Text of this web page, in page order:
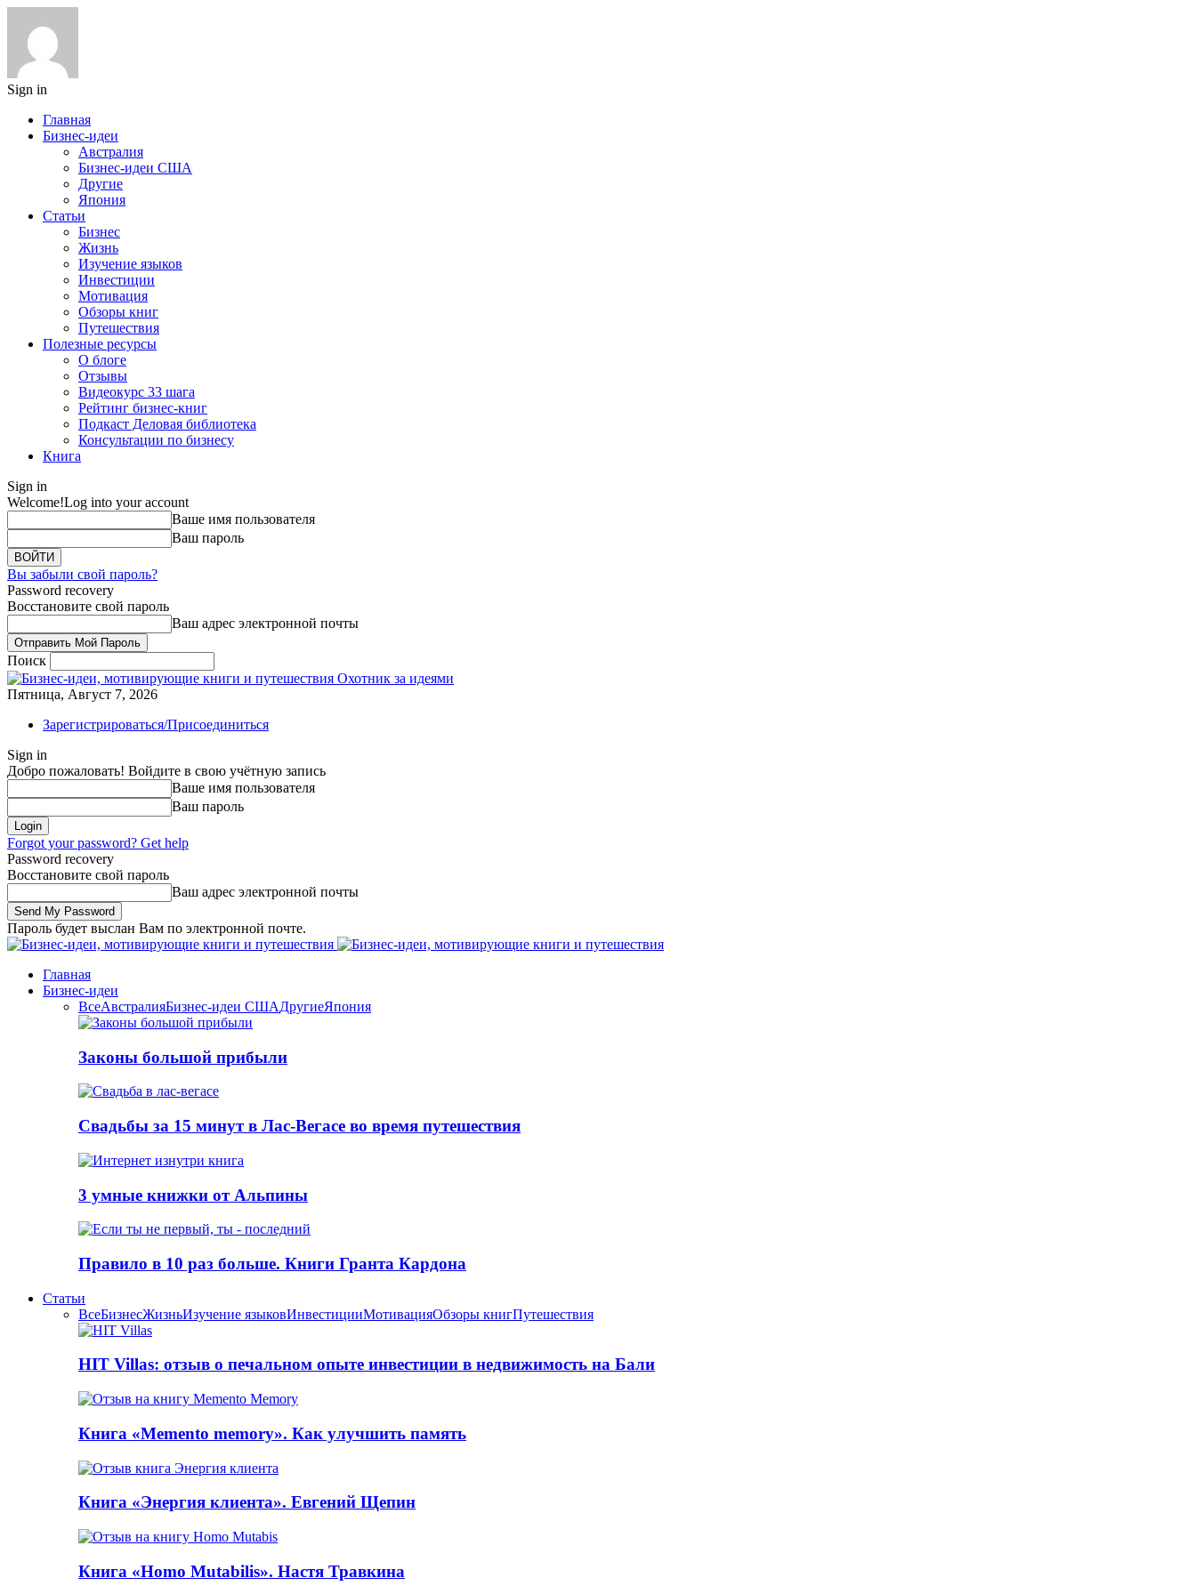
Sign in
Главная
Бизнес-идеи
Австралия
Бизнес-идеи США
Другие
Япония
Статьи
Бизнес
Жизнь
Изучение языков
Инвестиции
Мотивация
Обзоры книг
Путешествия
Полезные ресурсы
О блоге
Отзывы
Видеокурс 33 шага
Рейтинг бизнес-книг
Подкаст Деловая библиотека
Консультации по бизнесу
Книга
Sign in
Welcome!Log into your account
Ваше имя пользователя
Ваш пароль
Вы забыли свой пароль?
Password recovery
Восстановите свой пароль
Ваш адрес электронной почты
Поиск
Охотник за идеями
Пятница, Август 7, 2026
Зарегистрироваться/Присоединиться
Sign in
Добро пожаловать! Войдите в свою учётную запись
Ваше имя пользователя
Ваш пароль
Forgot your password? Get help
Password recovery
Восстановите свой пароль
Ваш адрес электронной почты
Пароль будет выслан Вам по электронной почте.
Главная
Бизнес-идеи
ВсеАвстралияБизнес-идеи СШАДругиеЯпония
Законы большой прибыли
Свадьбы за 15 минут в Лас-Вегасе во время путешествия
3 умные книжки от Альпины
Правило в 10 раз больше. Книги Грантa Кардона
Статьи
ВсеБизнесЖизньИзучение языковИнвестицииМотивацияОбзоры книгПутешествия
HIT Villas: отзыв о печальном опыте инвестиции в недвижимость на Бали
Книга «Memento memory». Как улучшить память
Книга «Энергия клиента». Евгений Щепин
Книга «Homo Mutabilis». Настя Травкина